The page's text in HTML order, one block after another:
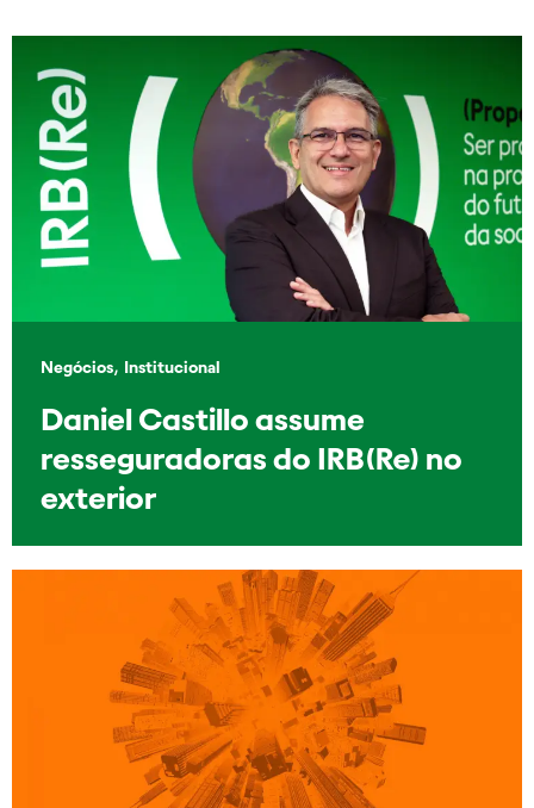
Negócios, Institucional
Daniel Castillo assume
resseguradoras do IRB(Re) no
exterior